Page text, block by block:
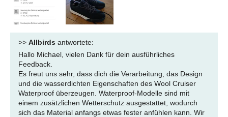
>> Allbirds antwortete:
Hallo Michael, vielen Dank für dein ausführliches
Feedback.
Es freut uns sehr, dass dich die Verarbeitung, das Design
und die wasserdichten Eigenschaften des Wool Cruiser
Waterproof überzeugen. Waterproof-Modelle sind mit
einem zusätzlichen Wetterschutz ausgestattet, wodurch
sich das Material anfangs etwas fester anfühlen kann. Wir